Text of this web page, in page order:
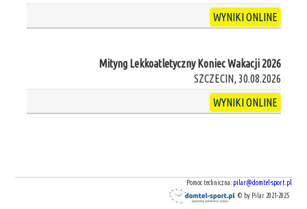
WYNIKI ONLINE
Mityng Lekkoatletyczny Koniec Wakacji 2026
SZCZECIN, 30.08.2026
WYNIKI ONLINE
Pomoc techniczna: pilar@domtel-sport.pl
© by Pilar 2021-2025